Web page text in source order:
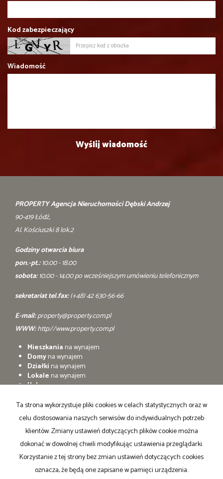
Kod zabezpieczający
Wiadomość
PROPERTY Agencja Nieruchomości Dębski Andrzej
90-419 Łódź,
Al. Kościuszki 8 lok.2
Godziny otwarcia biura
pon.-pt.:10.00 - 18.00
sobota:10.00 - 14.00 po wcześniejszym umówieniu telefonicznym
sekretariat tel.fax:(+48) 42 630-56-66
E-mail:property@property.com.pl
WWW:http://www.property.com.pl
Mieszkania na wynajem
Domyna wynajem
Działki na wynajem
Lokale na wynajem
Halena wynajem
Mieszkania
na sprzedaż
Domyna sprzedaż
Działkina sprzedaż
Lokale
na sprzedaż
Halena sprzedaż
Obiektyna sprzedaż
Ta strona wykorzystuje pliki cookies w celach statystycznych oraz w
celu dostosowania naszych serwisów do indywidualnych potrzeb
klientów. Zmiany ustawień dotyczących plików cookie można
dokonać w dowolnej chwili modyfikując ustawienia przeglądarki.
Korzystanie z tej strony bez zmian ustawień dotyczących cookies
oznacza, że będą one zapisane w pamięci urządzenia.